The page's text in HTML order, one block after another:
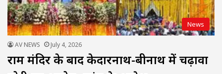
News
AV NEWS July 4, 2026
राम मंदिर के बाद केदारनाथ-बद्रीनाथ में चढ़ावा